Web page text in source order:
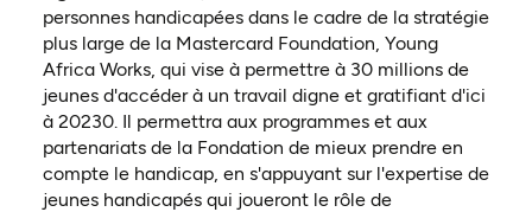
personnes handicapées dans le cadre de la stratégie
plus large de la Mastercard Foundation, Young
Africa Works, qui vise à permettre à 30 millions de
jeunes d'accéder à un travail digne et gratifiant d'ici
à 20230. Il permettra aux programmes et aux
partenariats de la Fondation de mieux prendre en
compte le handicap, en s'appuyant sur l'expertise de
jeunes handicapés qui joueront le rôle de